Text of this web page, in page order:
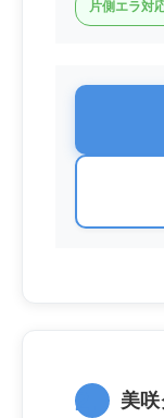
片側エラ対
2. 美